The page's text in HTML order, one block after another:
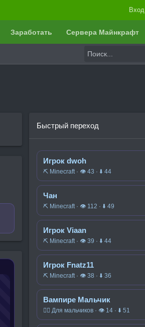
Вход
Заработать Сервера Майнкрафт
Быстрый переход
Игрок dwoh
⛏️ Minecraft · 👁 43 · ⬇ 44
Чан
⛏️ Minecraft · 👁 112 · ⬇ 49
Игрок Viaan
⛏️ Minecraft · 👁 39 · ⬇ 44
Игрок Fnatz11
⛏️ Minecraft · 👁 38 · ⬇ 36
Вампире Мальчик
🧍‍♂️ Для мальчиков · 👁 14 · ⬇ 51